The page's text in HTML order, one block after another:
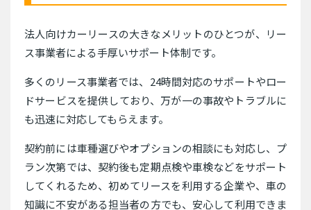
法人向けカーリースの大きなメリットのひとつが、リー
ス事業者による手厚いサポート体制です。
多くのリース事業者では、24時間対応のサポートやロー
ドサービスを提供しており、万が一の事故やトラブルに
も迅速に対応してもらえます。
契約前には車種選びやオプションの相談にも対応し、プ
ラン次第では、契約後も定期点検や車検などをサポート
してくれるため、初めてリースを利用する企業や、車の
知識に不安がある担当者の方でも、安心して利用できま